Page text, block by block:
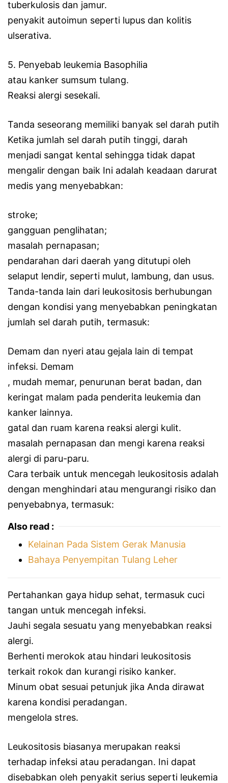
tuberkulosis dan jamur.
penyakit autoimun seperti lupus dan kolitis
ulserativa.
5. Penyebab leukemia Basophilia
atau kanker sumsum tulang.
Reaksi alergi sesekali.
Tanda seseorang memiliki banyak sel darah putih
Ketika jumlah sel darah putih tinggi, darah
menjadi sangat kental sehingga tidak dapat
mengalir dengan baik Ini adalah keadaan darurat
medis yang menyebabkan:
stroke;
gangguan penglihatan;
masalah pernapasan;
pendarahan dari daerah yang ditutupi oleh
selaput lendir, seperti mulut, lambung, dan usus.
Tanda-tanda lain dari leukositosis berhubungan
dengan kondisi yang menyebabkan peningkatan
jumlah sel darah putih, termasuk:
Demam dan nyeri atau gejala lain di tempat
infeksi. Demam
, mudah memar, penurunan berat badan, dan
keringat malam pada penderita leukemia dan
kanker lainnya.
gatal dan ruam karena reaksi alergi kulit.
masalah pernapasan dan mengi karena reaksi
alergi di paru-paru.
Cara terbaik untuk mencegah leukositosis adalah
dengan menghindari atau mengurangi risiko dan
penyebabnya, termasuk:
Also read :
Kelainan Pada Sistem Gerak Manusia
Bahaya Penyempitan Tulang Leher
Pertahankan gaya hidup sehat, termasuk cuci
tangan untuk mencegah infeksi.
Jauhi segala sesuatu yang menyebabkan reaksi
alergi.
Berhenti merokok atau hindari leukositosis
terkait rokok dan kurangi risiko kanker.
Minum obat sesuai petunjuk jika Anda dirawat
karena kondisi peradangan.
mengelola stres.
Leukositosis biasanya merupakan reaksi
terhadap infeksi atau peradangan. Ini dapat
disebabkan oleh penyakit serius seperti leukemia